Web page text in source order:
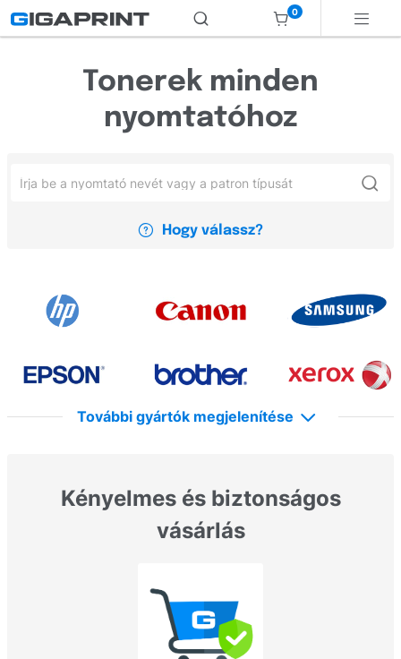
0
Tonerek minden
nyomtatóhoz
Hogy válassz?
További gyártók megjelenítése
Kényelmes és biztonságos
vásárlás